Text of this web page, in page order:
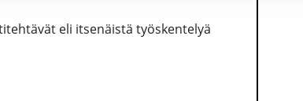
eli itsenäistä työskentelyä